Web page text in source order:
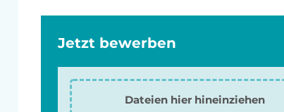
Jetzt bewerben
Dateien hier hineinziehen